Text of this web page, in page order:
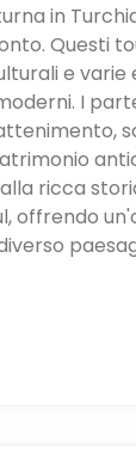
in
Questi
e varie
I
ricca
offrendo